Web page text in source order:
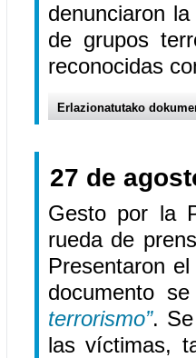
denunciaron
de grupos
reconocidas
Erlazionatutako
27 de
Gesto por la
rueda de
Presentaron
documento
terrorismo”.
las víctimas,